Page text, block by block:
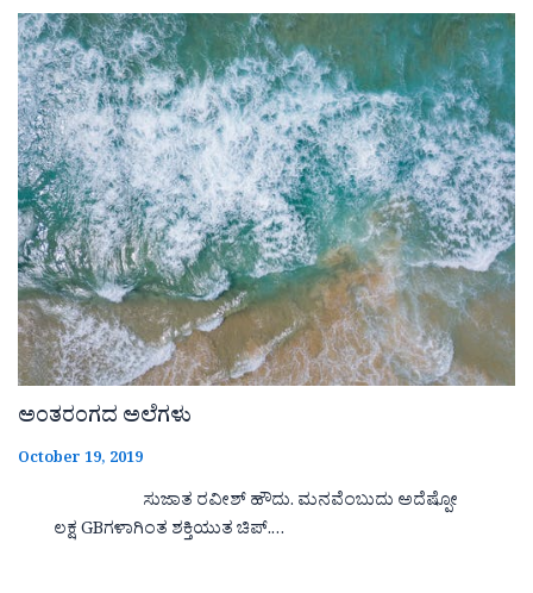
ಅಂತರಂಗದ ಅಲೆಗಳು
October 19, 2019
ಸುಜಾತ ರವೀಶ್ ಹೌದು. ಮನವೆಂಬುದು ಅದೆಷ್ಪೋ
ಲಕ್ಷ GBಗಳಾಗಿಂತ ಶಕ್ತಿಯುತ ಚಿಪ್.…